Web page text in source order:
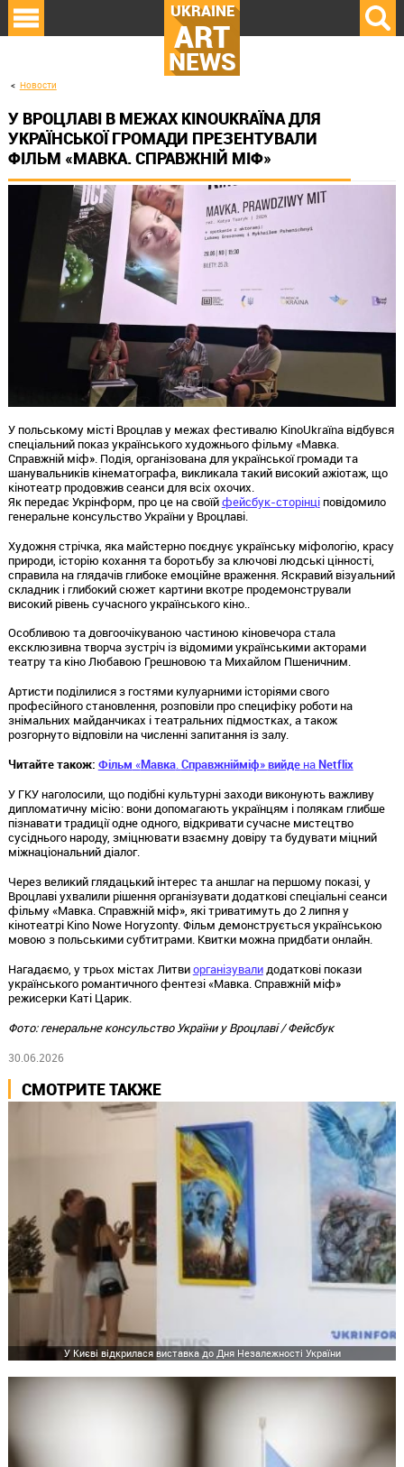
UKRAINE
ART
NEWS
Новости
У ВРОЦЛАВІ В МЕЖАХ KINOUKRAЇNA ДЛЯ
УКРАЇНСЬКОЇ ГРОМАДИ ПРЕЗЕНТУВАЛИ
ФІЛЬМ «МАВКА. СПРАВЖНІЙ МІФ»
У польському місті Вроцлав у межах фестивалю KinoUkraїna відбувся
спеціальний показ українського художнього фільму «Мавка.
Справжній міф». Подія, організована для української громади та
шанувальників кінематографа, викликала такий високий ажіотаж, що
кінотеатр продовжив сеанси для всіх охочих.
Як передає Укрінформ, про це на своїйфейсбук-сторінціповідомило
генеральне консульство України у Вроцлаві.
Художня стрічка, яка майстерно поєднує українську міфологію, красу
природи, історію кохання та боротьбу за ключові людські цінності,
справила на глядачів глибоке емоційне враження. Яскравий візуальний
складник і глибокий сюжет картини вкотре продемонстрували
високий рівень сучасного українського кіно..
Особливою та довгоочікуваною частиною кіновечора стала
ексклюзивна творча зустріч із відомими українськими акторами
театру та кіно Любавою Грешновою та Михайлом Пшеничним.
Артисти поділилися з гостями кулуарними історіями свого
професійного становлення, розповіли про специфіку роботи на
знімальних майданчиках і театральних підмостках, а також
розгорнуто відповіли на численні запитання із залу.
Читайте також: Фільм «Мавка.Справжнійміф»вийденаNetflix
У ГКУ наголосили, що подібні культурні заходи виконують важливу
дипломатичну місію: вони допомагають українцям і полякам глибше
пізнавати традиції одне одного, відкривати сучасне мистецтво
сусіднього народу, зміцнювати взаємну довіру та будувати міцний
міжнаціональний діалог.
Через великий глядацький інтерес та аншлаг на першому показі, у
Вроцлаві ухвалили рішення організувати додаткові спеціальні сеанси
фільму «Мавка. Справжній міф», які триватимуть до 2 липня у
кінотеатрі Kino Nowe Horyzonty. Фільм демонструється українською
мовою з польськими субтитрами. Квитки можна придбати онлайн.
Нагадаємо, у трьох містах Литвиорганізувалидодаткові покази
українського романтичного фентезі «Мавка. Справжній міф»
режисерки Каті Царик.
Фото: генеральне консульство України у Вроцлаві / Фейсбук
30.06.2026
СМОТРИТЕ ТАКЖЕ
У Києві відкрилася виставка до Дня Незалежності України